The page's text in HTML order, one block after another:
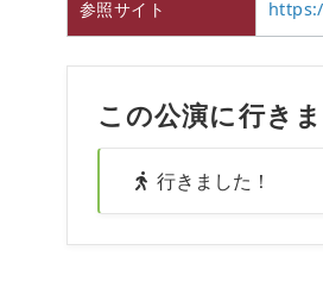
参照サイト
この公演に行き
行きました！